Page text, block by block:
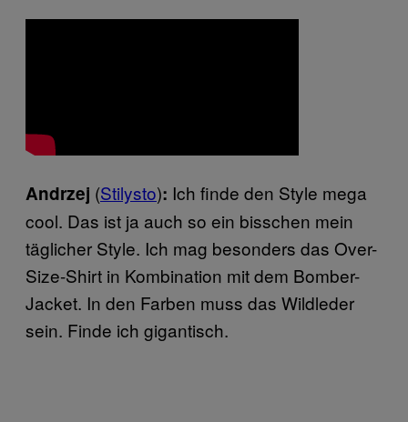
Andrzej (Stilysto): Ich finde den Style mega
cool. Das ist ja auch so ein bisschen mein
täglicher Style. Ich mag besonders das Over-
Size-Shirt in Kombination mit dem Bomber-
Jacket. In den Farben muss das Wildleder
sein. Finde ich gigantisch.